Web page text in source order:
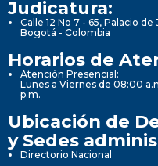
Judicatura:
Calle 12 No 7 - 65, Palacio
Bogotá - Colombia
Horarios de
Atención Presencial:
Lunes a Viernes de 08:00
p.m.
Ubicación de
y Sedes
Directorio Nacional